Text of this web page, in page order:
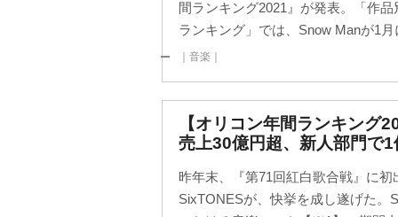
間ランキング2021』が発表。「作
ランキング」では、Snow Manが1
｜音楽｜
【オリコン年間ランキング
売上30億円超、新人部門で1
昨年末、『第71回紅白歌合戦』に
SixTONESが、快挙を成し遂げた。